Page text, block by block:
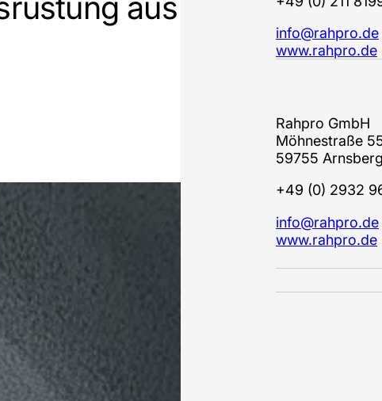
info@rahpro.de
www.rahpro.de
Rahpro GmbH
Möhnestraße
59755
+49 (0) 2932
info@rahpro.de
www.rahpro.de